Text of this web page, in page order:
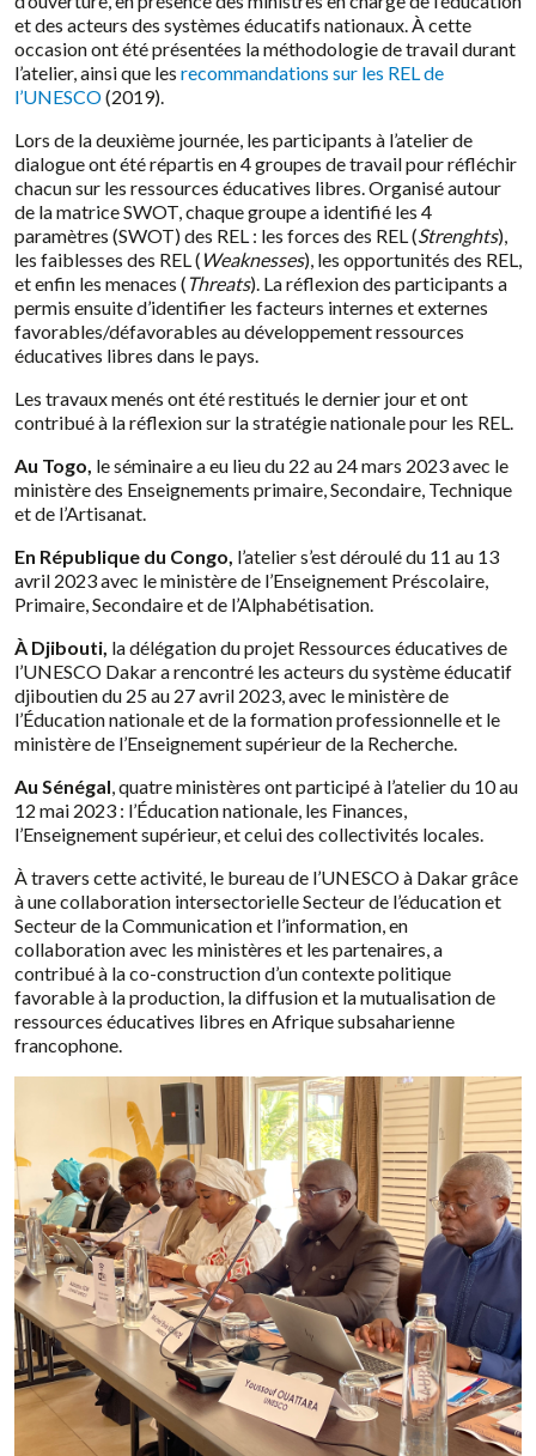
et des acteurs des systèmes éducatifs nationaux. À cette
occasion ont été présentées la méthodologie de travail durant
l’atelier, ainsi que les recommandations sur les REL de
l’UNESCO(2019).
Lors de la deuxième journée, les participants à l’atelier de
dialogue ont été répartis en 4 groupes de travail pour réfléchir
chacun sur les ressources éducatives libres. Organisé autour
de la matrice SWOT, chaque groupe a identifié les 4
paramètres (SWOT) des REL : les forces des REL (Strenghts),
les faiblesses des REL ( Weaknesses), les opportunités des REL,
et enfin les menaces (Threats). La réflexion des participants a
permis ensuite d’identifier les facteurs internes et externes
favorables/défavorables au développement ressources
éducatives libres dans le pays.
Les travaux menés ont été restitués le dernier jour et ont
contribué à la réflexion sur la stratégie nationale pour les REL.
Au Togo, le séminaire a eu lieudu 22 au 24 mars 2023 avec le
ministère des Enseignements primaire, Secondaire, Technique
et de l’Artisanat.
En République du Congo, l’atelier s’est déroulédu 11 au 13
avril 2023 avec le ministère de l’Enseignement Préscolaire,
Primaire, Secondaire et de l’Alphabétisation.
À Djibouti, la délégation du projet Ressources éducatives de
l’UNESCO Dakar a rencontré les acteurs du système éducatif
djiboutien du 25 au 27 avril 2023, avec leministèrede
l’Éducation nationale et de la formation professionnelle et le
ministère de l’Enseignement supérieur de la Recherche.
Au Sénégal, quatre ministères ont participé à l’atelier du 10 au
12 mai 2023 : l’Éducation nationale, les Finances,
l’Enseignement supérieur, et celui des collectivités locales.
À travers cette activité, le bureau de l’UNESCO à Dakar grâce
à une collaboration intersectorielle Secteur de l’éducation et
Secteur de la Communication et l’information, en
collaboration avec les ministères et les partenaires, a
contribué à la co-construction d’un contexte politique
favorable à la production, la diffusion et la mutualisation de
ressources éducatives libres en Afrique subsaharienne
francophone.